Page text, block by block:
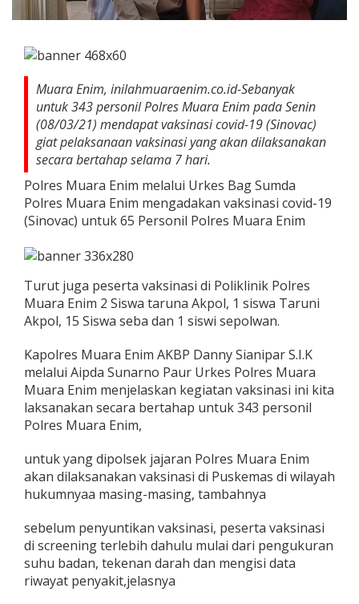
Muara Enim, inilahmuaraenim.co.id-Sebanyak
untuk 343 personil Polres Muara Enim pada Senin
(08/03/21) mendapat vaksinasi covid-19 (Sinovac)
giat pelaksanaan vaksinasi yang akan dilaksanakan
secara bertahap selama 7 hari.
Polres Muara Enim melalui Urkes Bag Sumda
Polres Muara Enim mengadakan vaksinasi covid-19
(Sinovac) untuk 65 Personil Polres Muara Enim
Turut juga peserta vaksinasi di Poliklinik Polres
Muara Enim 2 Siswa taruna Akpol, 1 siswa Taruni
Akpol, 15 Siswa seba dan 1 siswi sepolwan.
Kapolres Muara Enim AKBP Danny Sianipar S.I.K
melalui Aipda Sunarno Paur Urkes Polres Muara
Muara Enim menjelaskan kegiatan vaksinasi ini kita
laksanakan secara bertahap untuk 343 personil
Polres Muara Enim,
untuk yang dipolsek jajaran Polres Muara Enim
akan dilaksanakan vaksinasi di Puskemas di wilayah
hukumnyaa masing-masing, tambahnya
sebelum penyuntikan vaksinasi, peserta vaksinasi
di screening terlebih dahulu mulai dari pengukuran
suhu badan, tekenan darah dan mengisi data
riwayat penyakit,jelasnya